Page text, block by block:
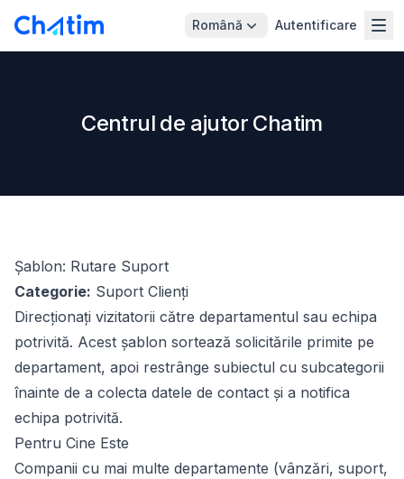
Română Autentificare
Centrul de ajutor Chatim
Șablon: Rutare Suport
Categorie: Suport Clienți
Direcționați vizitatorii către departamentul sau echipa
potrivită. Acest șablon sortează solicitările primite pe
departament, apoi restrânge subiectul cu subcategorii
înainte de a colecta datele de contact și a notifica
echipa potrivită.
Pentru Cine Este
Companii cu mai multe departamente (vânzări, suport,